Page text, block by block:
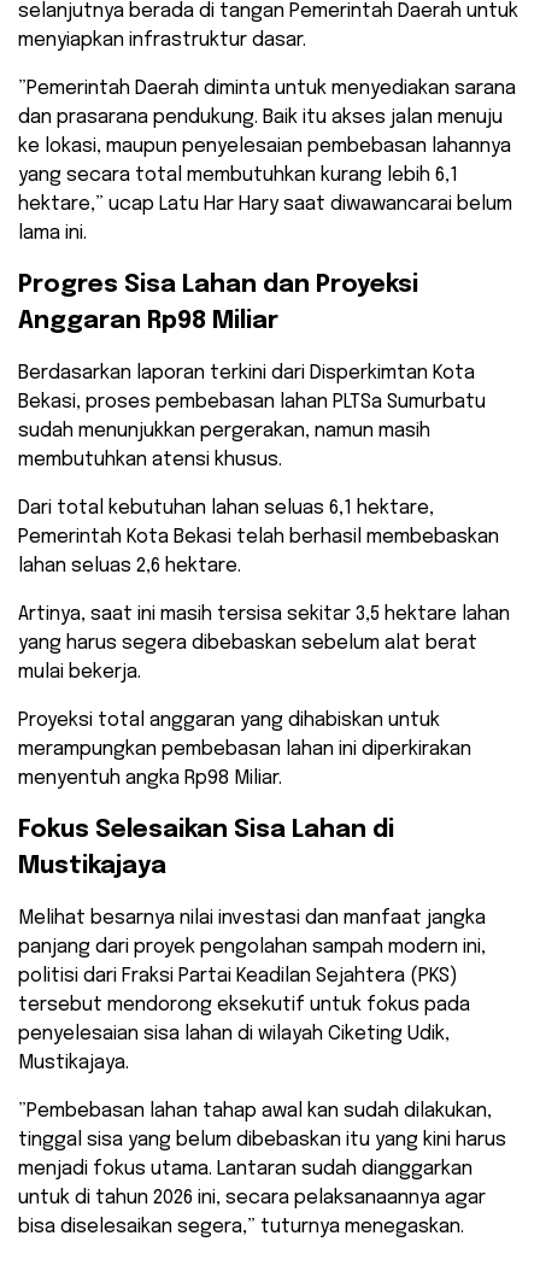
selanjutnya berada di tangan Pemerintah Daerah untuk
menyiapkan infrastruktur dasar.
​”Pemerintah Daerah diminta untuk menyediakan sarana
dan prasarana pendukung. Baik itu akses jalan menuju
ke lokasi, maupun penyelesaian pembebasan lahannya
yang secara total membutuhkan kurang lebih 6,1
hektare,” ucap Latu Har Hary saat diwawancarai belum
lama ini.
​Progres Sisa Lahan dan Proyeksi
Anggaran Rp98 Miliar
​Berdasarkan laporan terkini dari Disperkimtan Kota
Bekasi, proses pembebasan lahan PLTSa Sumurbatu
sudah menunjukkan pergerakan, namun masih
membutuhkan atensi khusus.
Dari total kebutuhan lahan seluas 6,1 hektare,
Pemerintah Kota Bekasi telah berhasil membebaskan
lahan seluas 2,6 hektare.
​Artinya, saat ini masih tersisa sekitar 3,5 hektare lahan
yang harus segera dibebaskan sebelum alat berat
mulai bekerja.
Proyeksi total anggaran yang dihabiskan untuk
merampungkan pembebasan lahan ini diperkirakan
menyentuh angka Rp98 Miliar.
​Fokus Selesaikan Sisa Lahan di
Mustikajaya
​Melihat besarnya nilai investasi dan manfaat jangka
panjang dari proyek pengolahan sampah modern ini,
politisi dari Fraksi Partai Keadilan Sejahtera (PKS)
tersebut mendorong eksekutif untuk fokus pada
penyelesaian sisa lahan di wilayah Ciketing Udik,
Mustikajaya.
​”Pembebasan lahan tahap awal kan sudah dilakukan,
tinggal sisa yang belum dibebaskan itu yang kini harus
menjadi fokus utama. Lantaran sudah dianggarkan
untuk di tahun 2026 ini, secara pelaksanaannya agar
bisa diselesaikan segera,” tuturnya menegaskan.